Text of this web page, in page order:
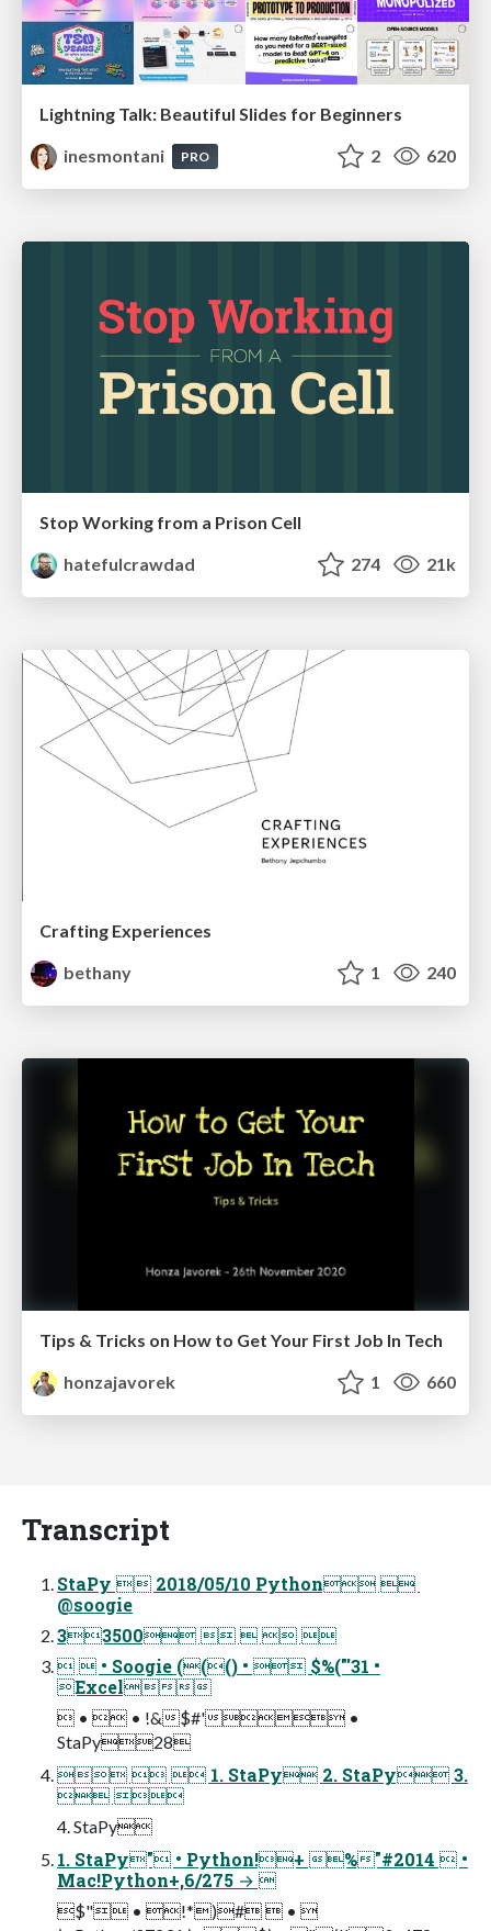
Lightning Talk: Beautiful Slides for Beginners
inesmontani
PRO 2 620
Stop Working from a Prison Cell
hatefulcrawdad
274 21k
Crafting Experiences
bethany
1 240
Tips & Tricks on How to Get Your First Job In Tech
honzajavorek
1 660
Transcript
StaPy  2018/05/10 Python  
@soogie
33500    
  • Soogie ((() •  $%("'31 •
Excel
 •  • !&$#' •
StaPy28
   1. StaPy 2. StaPy 3.
 
4. StaPy
1. StaPy" • Python!+ %"#2014  •
Mac!Python+,6/275 → 
$" • !*)#  • 